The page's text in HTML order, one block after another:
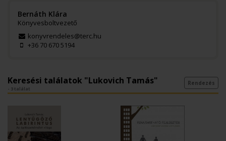
Bernáth Klára
Könyvesboltvezető
konyvrendeles@terc.hu
+36 70 670 5194
Keresési találatok "Lukovich Tamás"
- 3 találat
Rendezés